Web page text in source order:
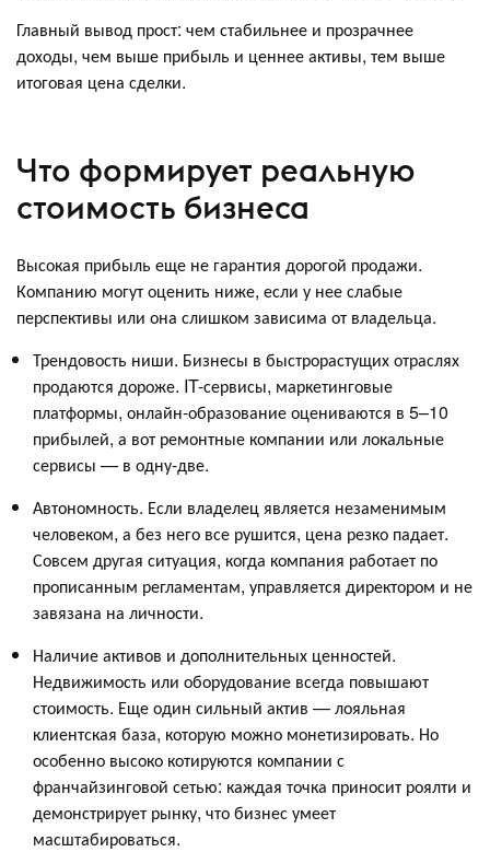
Главный вывод прост: чем стабильнее и прозрачнее
доходы, чем выше прибыль и ценнее активы, тем выше
итоговая цена сделки.
Что формирует реальную
стоимость бизнеса
Высокая прибыль еще не гарантия дорогой продажи.
Компанию могут оценить ниже, если у нее слабые
перспективы или она слишком зависима от владельца.
Трендовость ниши. Бизнесы в быстрорастущих отраслях
продаются дороже. IT-сервисы, маркетинговые
платформы, онлайн-образование оцениваются в 5–10
прибылей, а вот ремонтные компании или локальные
сервисы — в одну-две.
Автономность. Если владелец является незаменимым
человеком, а без него все рушится, цена резко падает.
Совсем другая ситуация, когда компания работает по
прописанным регламентам, управляется директором и не
завязана на личности.
Наличие активов и дополнительных ценностей.
Недвижимость или оборудование всегда повышают
стоимость. Еще один сильный актив — лояльная
клиентская база, которую можно монетизировать. Но
особенно высоко котируются компании с
франчайзинговой сетью: каждая точка приносит роялти и
демонстрирует рынку, что бизнес умеет
масштабироваться.